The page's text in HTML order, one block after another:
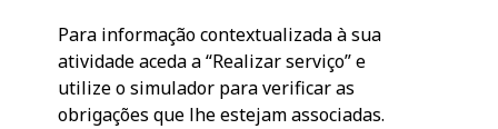
Para informação contextualizada à sua
atividade aceda a “Realizar serviço” e
utilize o simulador para verificar as
obrigações que lhe estejam associadas.